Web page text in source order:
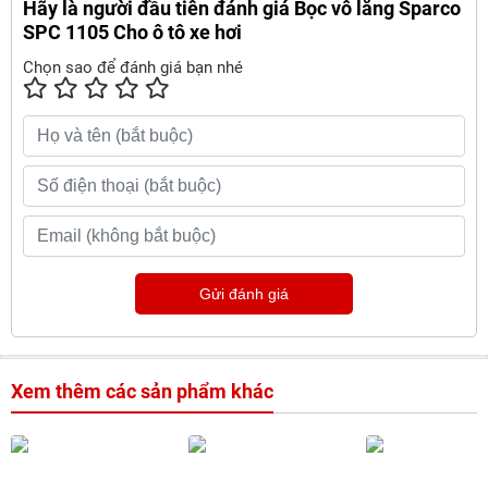
Hãy là người đầu tiên đánh giá Bọc vô lăng Sparco
SPC 1105 Cho ô tô xe hơi
Chọn sao để đánh giá bạn nhé
Gửi đánh giá
Xem thêm các sản phẩm khác